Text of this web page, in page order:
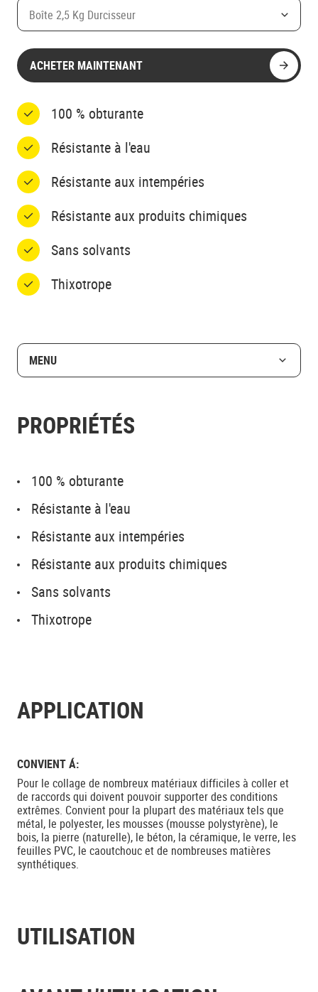
Boîte 2,5 Kg Durcisseur
ACHETER MAINTENANT
100 % obturante
Résistante à l'eau
Résistante aux intempéries
Résistante aux produits chimiques
Sans solvants
Thixotrope
MENU
PROPRIÉTÉS
100 % obturante
Résistante à l'eau
Résistante aux intempéries
Résistante aux produits chimiques
Sans solvants
Thixotrope
APPLICATION
CONVIENT Á:
Pour le collage de nombreux matériaux difficiles à coller et
de raccords qui doivent pouvoir supporter des conditions
extrêmes. Convient pour la plupart des matériaux tels que
métal, le polyester, les mousses (mousse polystyrène), le
bois, la pierre (naturelle), le béton, la céramique, le verre, les
feuilles PVC, le caoutchouc et de nombreuses matières
synthétiques.
UTILISATION